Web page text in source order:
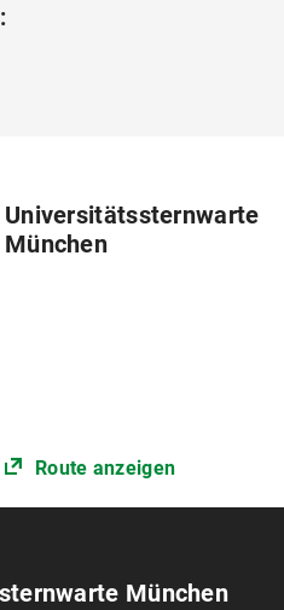
Universitätssternwarte
München
Route anzeigen
München